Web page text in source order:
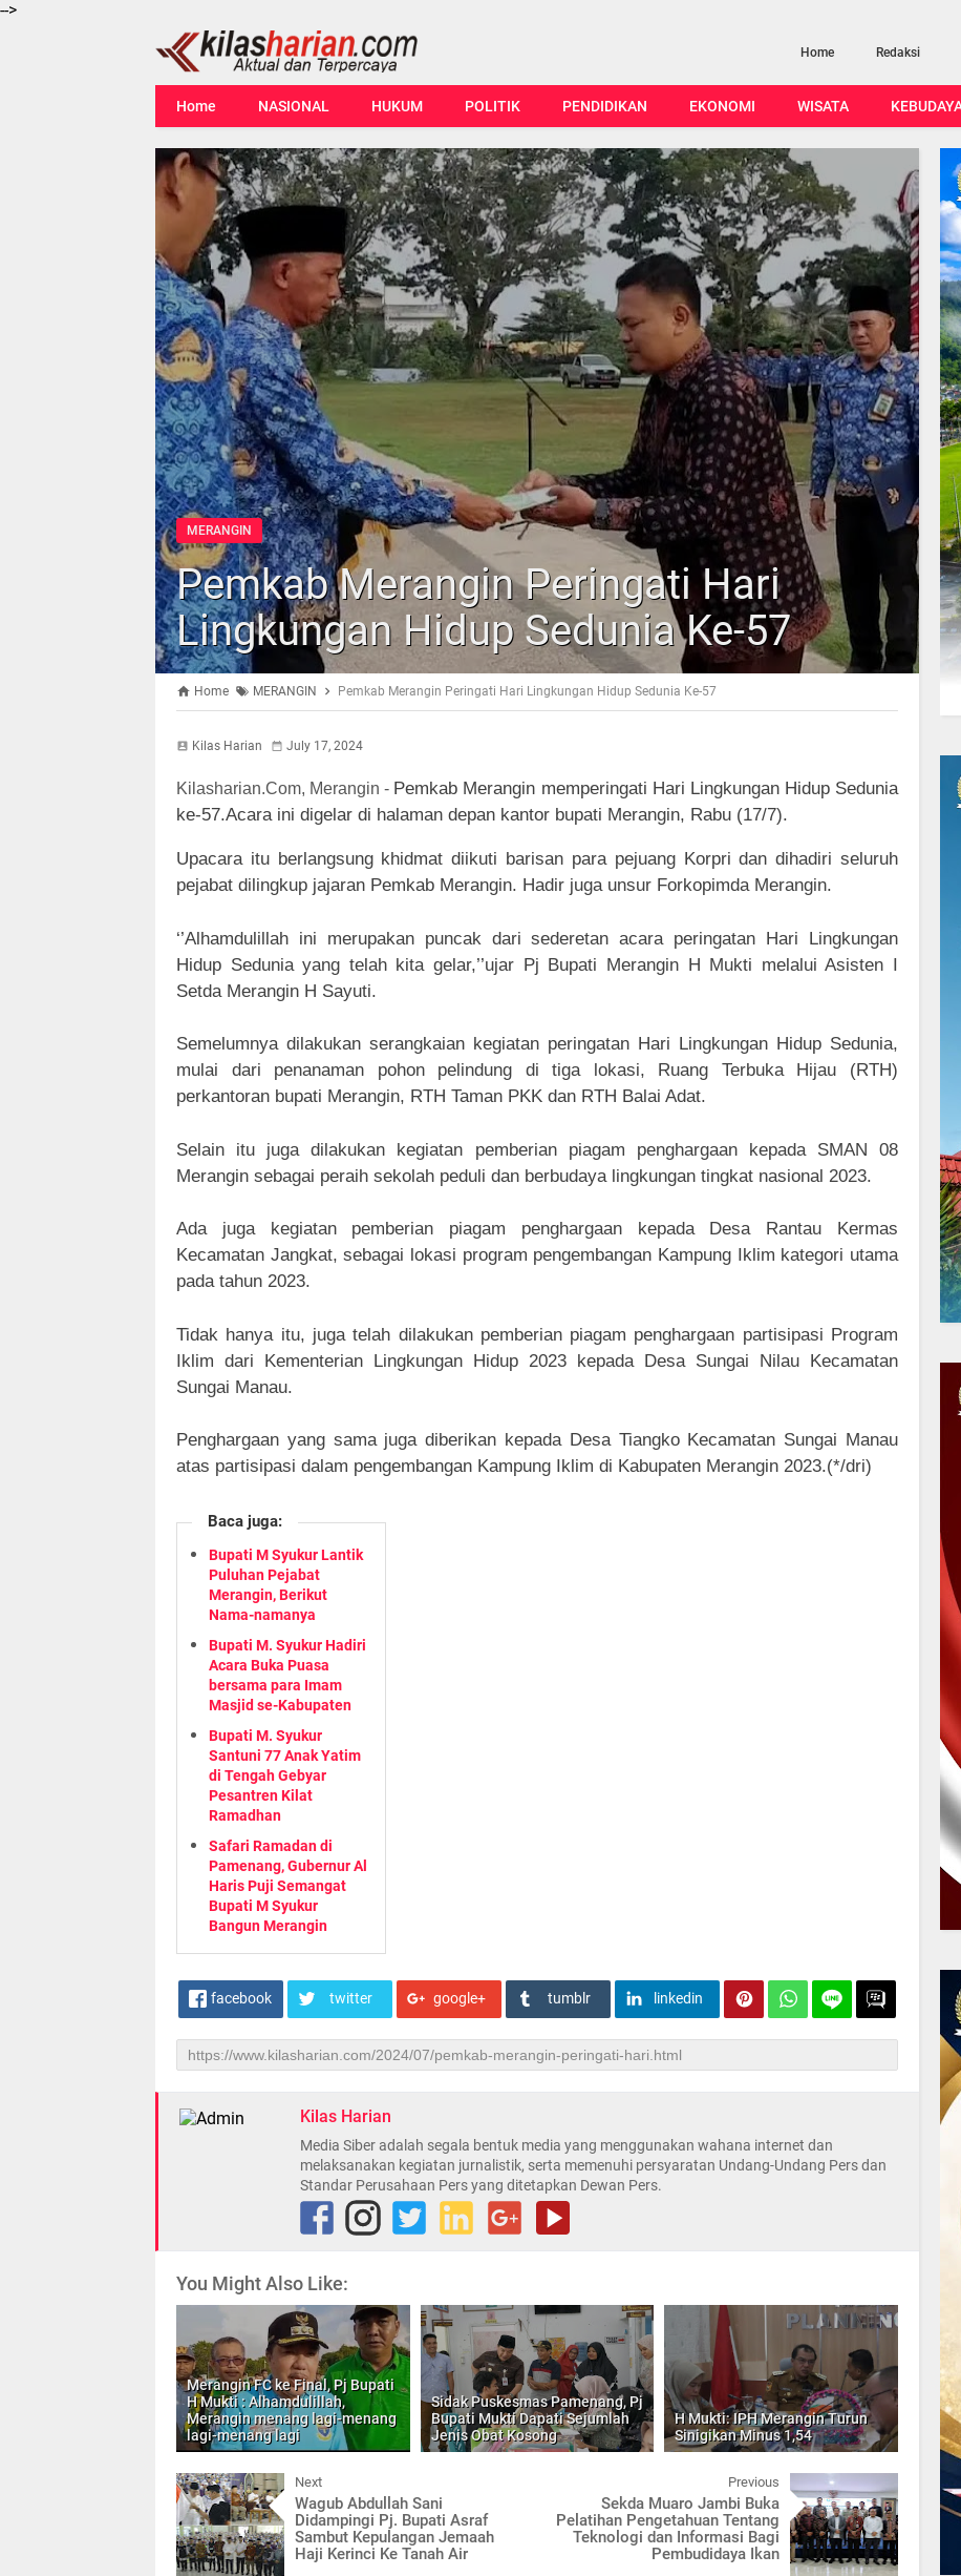
-->
Home Redaksi
Home NASIONAL HUKUM POLITIK PENDIDIKAN EKONOMI WISATA
MERANGIN
Pemkab Merangin Peringati Hari
Lingkungan Hidup Sedunia Ke-57
Home MERANGIN Pemkab Merangin Peringati Hari Lingkungan Hidup Sedunia Ke-57
Kilas Harian July 17, 2024
Kilasharian.Com, Merangin - Pemkab Merangin memperingati Hari Lingkungan Hidup Sedunia
ke-57.Acara ini digelar di halaman depan kantor bupati Merangin, Rabu (17/7).
Upacara itu berlangsung khidmat diikuti barisan para pejuang Korpri dan dihadiri seluruh
pejabat dilingkup jajaran Pemkab Merangin. Hadir juga unsur Forkopimda Merangin.
‘’Alhamdulillah ini merupakan puncak dari sederetan acara peringatan Hari Lingkungan
Hidup Sedunia yang telah kita gelar,’’ujar Pj Bupati Merangin H Mukti melalui Asisten I
Setda Merangin H Sayuti.
Semelumnya dilakukan serangkaian kegiatan peringatan Hari Lingkungan Hidup Sedunia,
mulai dari penanaman pohon pelindung di tiga lokasi, Ruang Terbuka Hijau (RTH)
perkantoran bupati Merangin, RTH Taman PKK dan RTH Balai Adat.
Selain itu juga dilakukan kegiatan pemberian piagam penghargaan kepada SMAN 08
Merangin sebagai peraih sekolah peduli dan berbudaya lingkungan tingkat nasional 2023.
Ada juga kegiatan pemberian piagam penghargaan kepada Desa Rantau Kermas
Kecamatan Jangkat, sebagai lokasi program pengembangan Kampung Iklim kategori utama
pada tahun 2023.
Tidak hanya itu, juga telah dilakukan pemberian piagam penghargaan partisipasi Program
Iklim dari Kementerian Lingkungan Hidup 2023 kepada Desa Sungai Nilau Kecamatan
Sungai Manau.
Penghargaan yang sama juga diberikan kepada Desa Tiangko Kecamatan Sungai Manau
atas partisipasi dalam pengembangan Kampung Iklim di Kabupaten Merangin 2023.(*/dri)
Baca juga:
Bupati M Syukur Lantik
Puluhan Pejabat
Merangin, Berikut
Nama-namanya
Bupati M. Syukur Hadiri
Acara Buka Puasa
bersama para Imam
Masjid se-Kabupaten
Bupati M. Syukur
Santuni 77 Anak Yatim
di Tengah Gebyar
Pesantren Kilat
Ramadhan
Safari Ramadan di
Pamenang, Gubernur Al
Haris Puji Semangat
Bupati M Syukur
Bangun Merangin
facebook twitter google+ tumblr linkedin
Kilas Harian
Media Siber adalah segala bentuk media yang menggunakan wahana internet dan
melaksanakan kegiatan jurnalistik, serta memenuhi persyaratan Undang-Undang Pers dan
Standar Perusahaan Pers yang ditetapkan Dewan Pers.
You Might Also Like:
Merangin FC ke Final, Pj Bupati
H Mukti : Alhamdulillah,
Merangin menang lagi-menang
lagi-menang lagi
Sidak Puskesmas Pamenang, Pj
Bupati Mukti Dapati Sejumlah
Jenis Obat Kosong
H Mukti: IPH Merangin Turun
Sinigikan Minus 1,54
Next
Wagub Abdullah Sani
Didampingi Pj. Bupati Asraf
Sambut Kepulangan Jemaah
Haji Kerinci Ke Tanah Air
Previous
Sekda Muaro Jambi Buka
Pelatihan Pengetahuan Tentang
Teknologi dan Informasi Bagi
Pembudidaya Ikan